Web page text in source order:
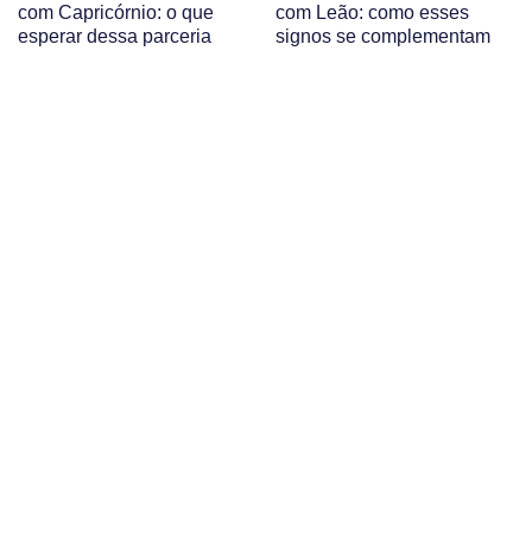
com Capricórnio: o que
esperar dessa parceria
com Leão: como esses
signos se complementam